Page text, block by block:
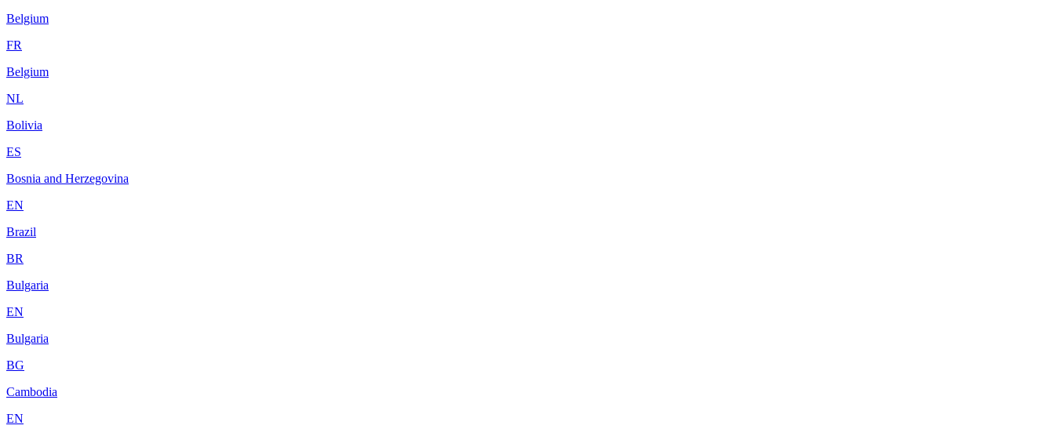
Belgium
FR
Belgium
NL
Bolivia
ES
Bosnia and Herzegovina
EN
Brazil
BR
Bulgaria
EN
Bulgaria
BG
Cambodia
EN